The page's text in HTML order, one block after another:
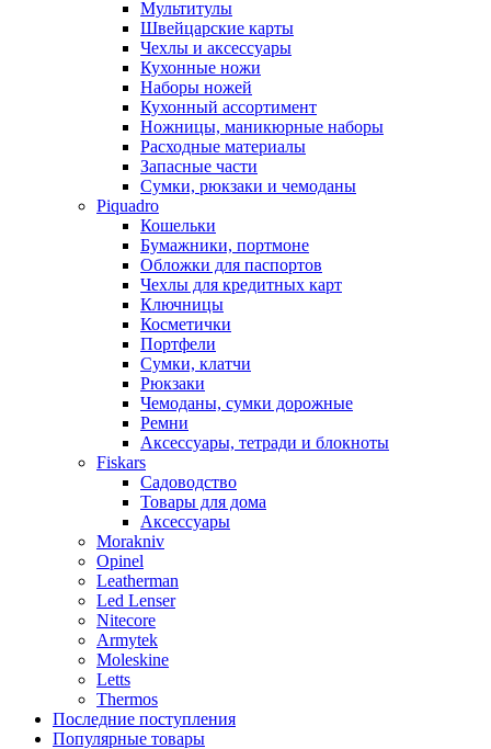
Мультитулы
Швейцарские карты
Чехлы и аксессуары
Кухонные ножи
Наборы ножей
Кухонный ассортимент
Ножницы, маникюрные наборы
Расходные материалы
Запасные части
Сумки, рюкзаки и чемоданы
Piquadro
Кошельки
Бумажники, портмоне
Обложки для паспортов
Чехлы для кредитных карт
Ключницы
Косметички
Портфели
Сумки, клатчи
Рюкзаки
Чемоданы, сумки дорожные
Ремни
Аксессуары, тетради и блокноты
Fiskars
Садоводство
Товары для дома
Аксессуары
Morakniv
Opinel
Leatherman
Led Lenser
Nitecore
Armytek
Moleskine
Letts
Thermos
Последние поступления
Популярные товары